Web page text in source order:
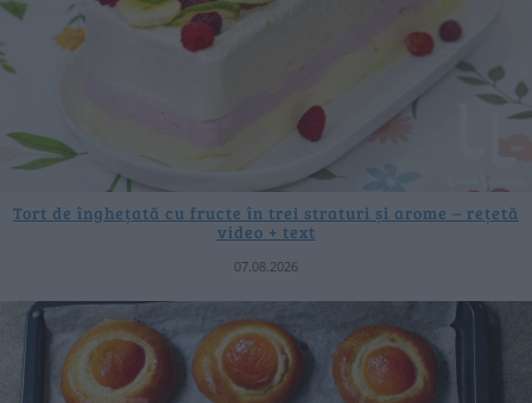
Tort de înghețată cu fructe în trei straturi și arome – rețetă
video + text
07.08.2026